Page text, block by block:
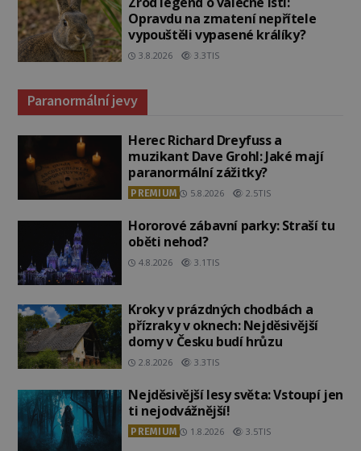
Opravdu na zmatení nepřítele
vypouštěli vypasené králíky?
3.8.2026 3.3TIS
Paranormální jevy
Herec Richard Dreyfuss a
muzikant Dave Grohl: Jaké mají
paranormální zážitky?
PREMIUM 5.8.2026 2.5TIS
Hororové zábavní parky: Straší tu
oběti nehod?
4.8.2026 3.1TIS
Kroky v prázdných chodbách a
přízraky v oknech: Nejděsivější
domy v Česku budí hrůzu
2.8.2026 3.3TIS
Nejděsivější lesy světa: Vstoupí jen
ti nejodvážnější!
PREMIUM 1.8.2026 3.5TIS